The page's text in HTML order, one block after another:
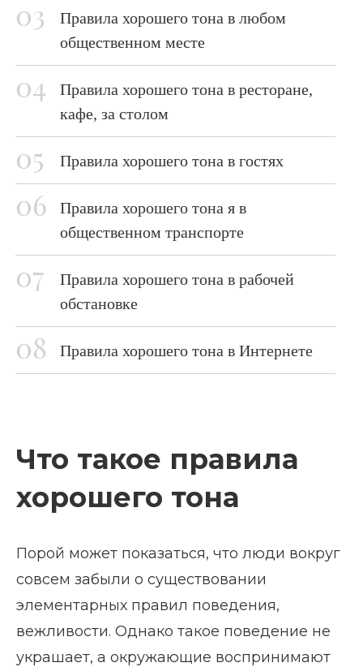
Правила хорошего тона в любом
общественном месте
Правила хорошего тона в ресторане,
кафе, за столом
Правила хорошего тона в гостях
Правила хорошего тона я в
общественном транспорте
Правила хорошего тона в рабочей
обстановке
Правила хорошего тона в Интернете
Что такое правила
хорошего тона
Порой может показаться, что люди вокруг
совсем забыли о существовании
элементарных правил поведения,
вежливости. Однако такое поведение не
украшает, а окружающие воспринимают